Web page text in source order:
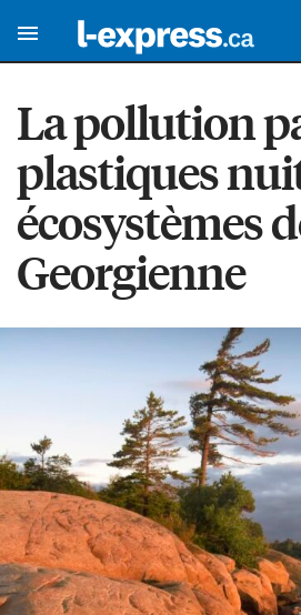
La pollution
plastiques
écosystèmes
Georgienne